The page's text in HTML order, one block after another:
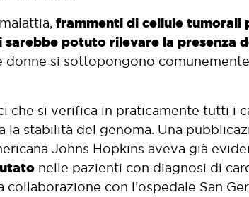
frammenti di cellule tumorali
sarebbe potuto rilevare la presenza
donne si sottopongono
che si verifica in praticamente tutti i
la stabilità del genoma. Una
Johns Hopkins aveva già
nelle pazienti con diagnosi di
con l’ospedale San